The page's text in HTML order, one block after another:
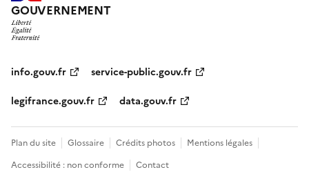
GOUVERNEMENT
info.gouv.fr
service-public.gouv.fr
legifrance.gouv.fr
data.gouv.fr
Plan du site Glossaire Crédits photos
Mentions légales
Accessibilité : non conforme
Contact